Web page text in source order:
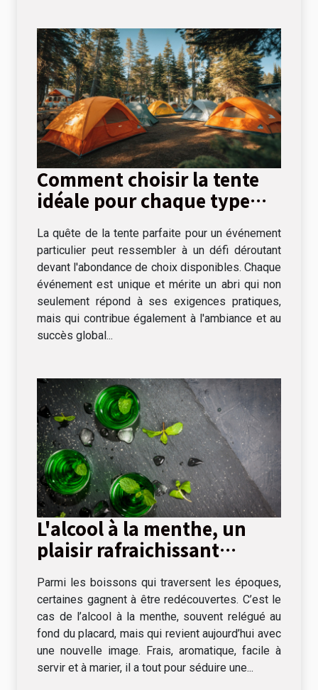
Comment choisir la tente
idéale pour chaque type
La quête de la tente parfaite pour un événement
particulier peut ressembler à un défi déroutant
devant l'abondance de choix disponibles. Chaque
événement est unique et mérite un abri qui non
seulement répond à ses exigences pratiques,
mais qui contribue également à l'ambiance et au
succès global...
L'alcool à la menthe, un
plaisir rafraichissant
Parmi les boissons qui traversent les époques,
certaines gagnent à être redécouvertes. C’est le
cas de l’alcool à la menthe, souvent relégué au
fond du placard, mais qui revient aujourd’hui avec
une nouvelle image. Frais, aromatique, facile à
servir et à marier, il a tout pour séduire une...